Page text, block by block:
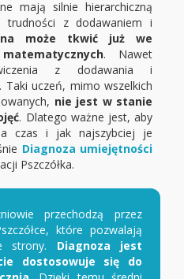
mają silnie hierarchiczną
trudności z dodawaniem i
może tkwić już we
. Nawet
z dodawania i
uczeń, mimo wszelkich
nie jest w stanie
. Dlatego ważne jest, aby
czas i jak najszybciej je
Diagnoza umiejętności
Pszczółka.
przechodzą przez
które pozwalają
strony. Diagnoza jest
dostosowuje się do